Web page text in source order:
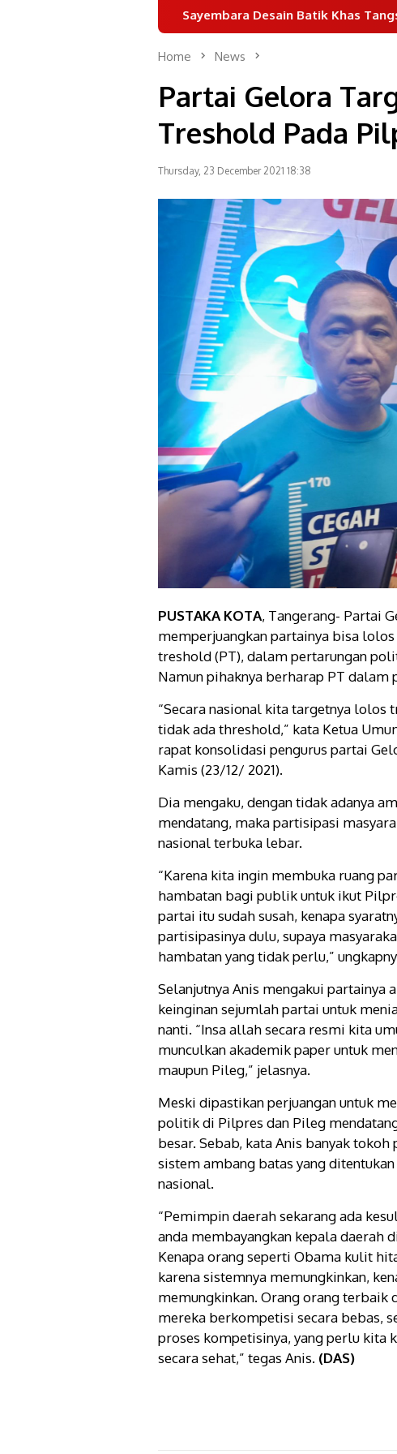
Sayembara Desain Batik Khas Tangsel 2026
Home News
Partai Gelora
Treshold Pada
Thursday, 23 December 2021 18:38
PUSTAKA KOTA, Tangerang- Partai
memperjuangkan partainya bisa
treshold (PT), dalam pertarungan
Namun pihaknya berharap PT dalam
“Secara nasional kita targetnya lolos
tidak ada threshold,” kata Ketua
rapat konsolidasi pengurus partai
Kamis (23/12/ 2021).
Dia mengaku, dengan tidak adanya
mendatang, maka partisipasi
nasional terbuka lebar.
“Karena kita ingin membuka ruang
hambatan bagi publik untuk ikut
partai itu sudah susah, kenapa
partisipasinya dulu, supaya
hambatan yang tidak perlu,”
Selanjutnya Anis mengakui partainya
keinginan sejumlah partai untuk
nanti. “Insa allah secara resmi kita
munculkan akademik paper untuk
maupun Pileg,” jelasnya.
Meski dipastikan perjuangan untuk
politik di Pilpres dan Pileg
besar. Sebab, kata Anis banyak
sistem ambang batas yang
nasional.
“Pemimpin daerah sekarang ada
anda membayangkan kepala daerah
Kenapa orang seperti Obama kulit
karena sistemnya memungkinkan,
memungkinkan. Orang orang terbaik
mereka berkompetisi secara bebas,
proses kompetisinya, yang perlu kita
secara sehat,” tegas Anis. (DAS)